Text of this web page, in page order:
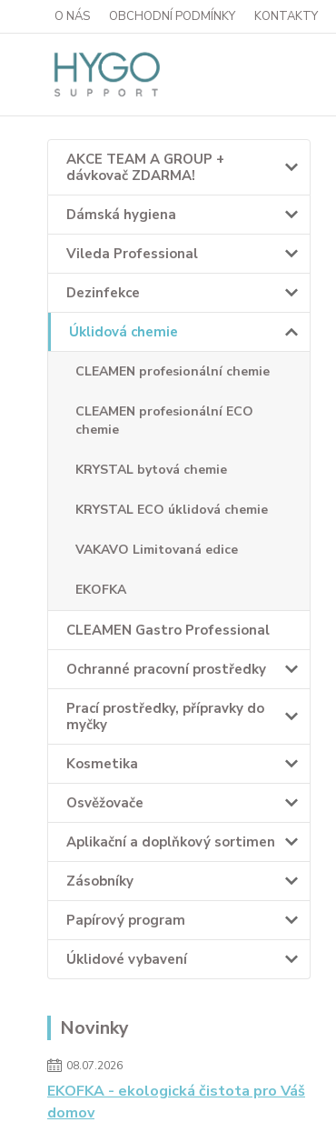
O NÁS OBCHODNÍ PODMÍNKY KONTAKTY
AKCE TEAM A GROUP +
dávkovač ZDARMA!
Dámská hygiena
Vileda Professional
Dezinfekce
Úklidová chemie
CLEAMEN profesionální chemie
CLEAMEN profesionální ECO
chemie
KRYSTAL bytová chemie
KRYSTAL ECO úklidová chemie
VAKAVO Limitovaná edice
EKOFKA
CLEAMEN Gastro Professional
Ochranné pracovní prostředky
Prací prostředky, přípravky do
myčky
Kosmetika
Osvěžovače
Aplikační a doplňkový sortimen
Zásobníky
Papírový program
Úklidové vybavení
Novinky
08.07.2026
EKOFKA - ekologická čistota pro Váš
domov